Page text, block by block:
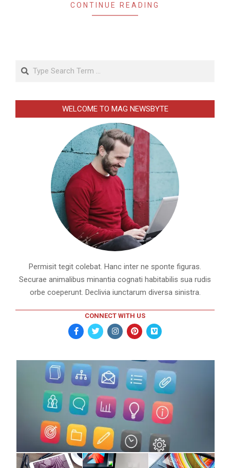
CONTINUE READING
Search
WELCOME TO MAG NEWSBYTE
Permisit tegit colebat. Hanc inter ne sponte figuras.
Securae animalibus minantia cognati habitabilis sua rudis
orbe coeperunt. Declivia iunctarum diversa sinistra.
CONNECT WITH US